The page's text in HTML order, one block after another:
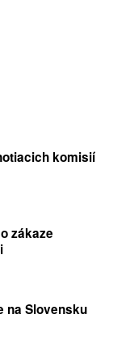
komisií
zákaze
na Slovensku